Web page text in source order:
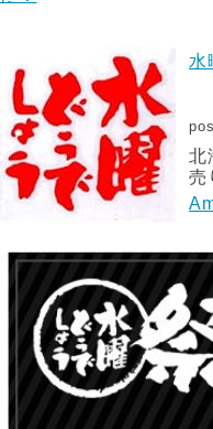
水
北
売